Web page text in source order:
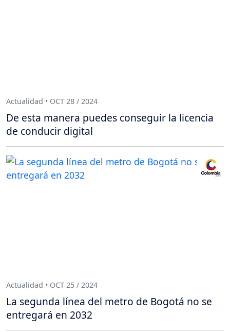
Actualidad • OCT 28 / 2024
De esta manera puedes conseguir la licencia
de conducir digital
Actualidad • OCT 25 / 2024
La segunda línea del metro de Bogotá no se
entregará en 2032